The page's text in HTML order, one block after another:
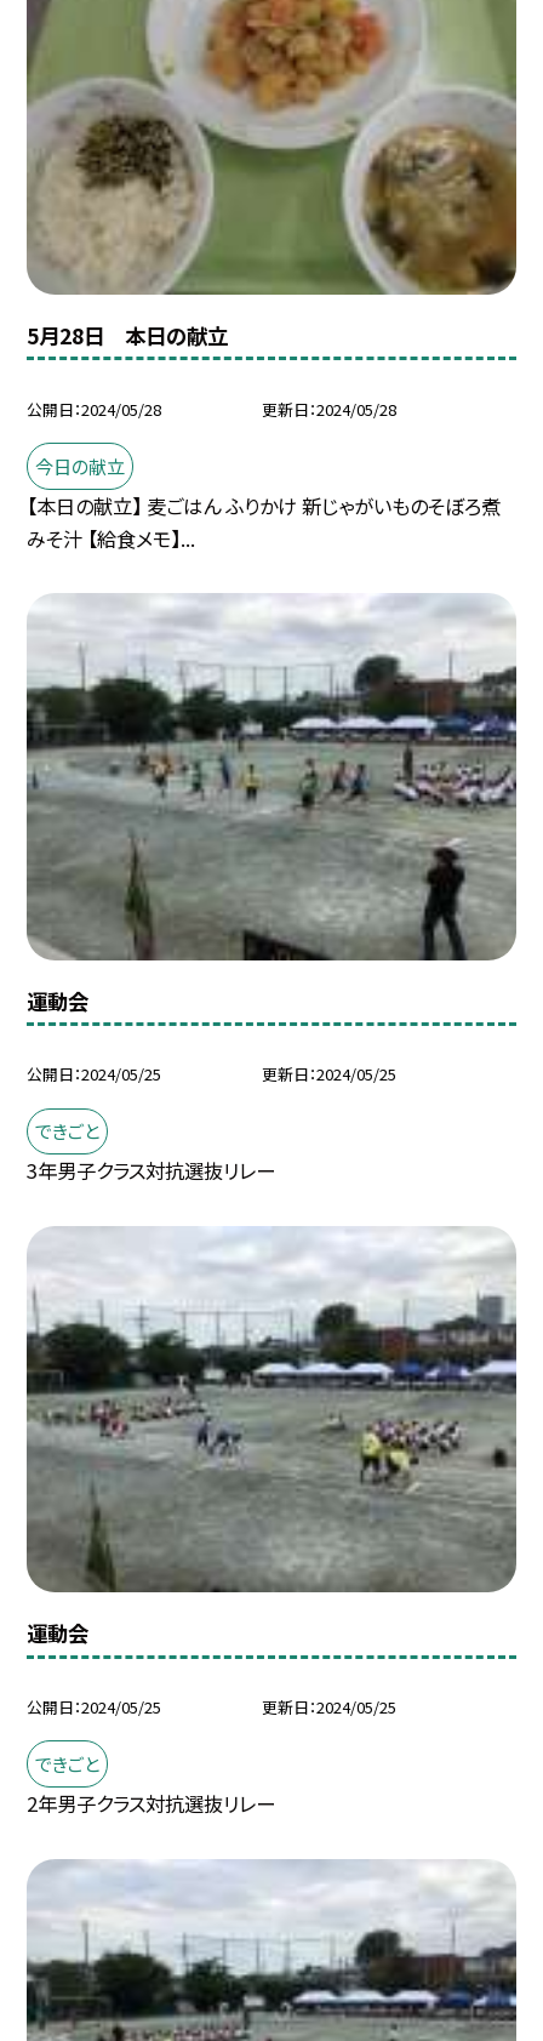
5月28日 本日の献立
公開日 2024/05/28 更新日 2024/05/28
今日の献立
【本日の献立】 麦ごはん ふりかけ 新じゃがいものそぼろ煮
みそ汁 【給食メモ】...
運動会
公開日 2024/05/25 更新日 2024/05/25
できごと
3年男子クラス対抗選抜リレー
運動会
公開日 2024/05/25 更新日 2024/05/25
できごと
2年男子クラス対抗選抜リレー